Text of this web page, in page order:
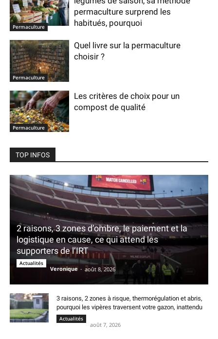
Permaculture
permaculture surprend les
habitués, pourquoi
Permaculture
Quel livre sur la permaculture
choisir ?
Permaculture
Les critères de choix pour un
compost de qualité
TOP INFOS
2 raisons, 3 zones d’ombre, le paiement et la
logistique en cause, ce qui attend les
supporters de l’IRT
Actualités
Veronique - août 8, 2026
3 raisons, 2 zones à risque, thermorégulation et abris,
pourquoi les vipères traversent votre gazon, inattendu
Actualités
août 7, 2026